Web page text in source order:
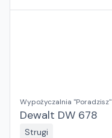
Wypożyczalnia "Poradzisz"
Dewalt DW 678
Strugi